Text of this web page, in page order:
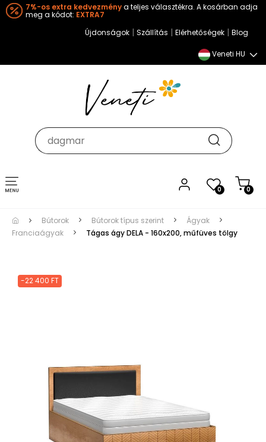
7%-os extra kedvezménya teljes választékra. A kosárban adja
meg a kódot: EXTRA7
Újdonságok | Szállítás | Elérhetőségek | Blog
Veneti HU
0 0
Toggle
navigation
Bútorok Bútorok típus szerint
Ágyak
Franciaágyak
Tágas ágy DELA - 160x200, műfüves tölgy
-22 400 FT